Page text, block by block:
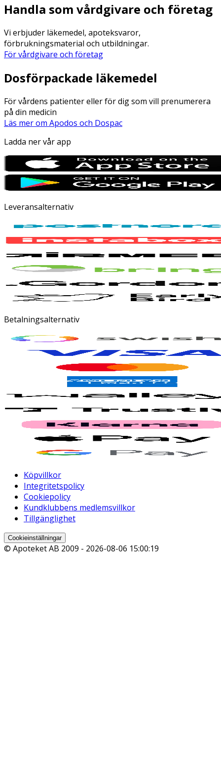
Handla som vårdgivare och företag
Vi erbjuder läkemedel, apoteksvaror,
förbrukningsmaterial och utbildningar.
För vårdgivare och företag
Dosförpackade läkemedel
För vårdens patienter eller för dig som vill prenumerera
på din medicin
Läs mer om Apodos och Dospac
Ladda ner vår app
Leveransalternativ
Betalningsalternativ
Köpvillkor
Integritetspolicy
Cookiepolicy
Kundklubbens medlemsvillkor
Tillgänglighet
Cookieinställningar
© Apoteket AB 2009 - 2026-08-06 15:00:19